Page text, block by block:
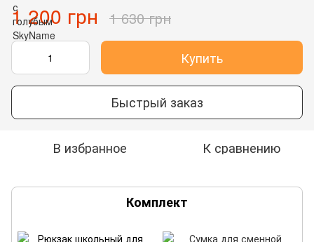
1 200 грн 1 630 грн
Купить
Быстрый заказ
В избранное К сравнению
Комплект